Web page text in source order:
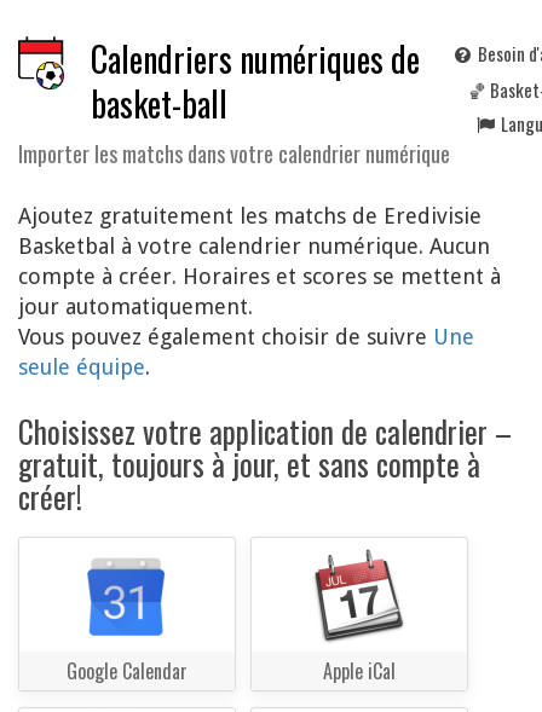
Calendriers numériques de
basket-ball
Importer les matchs dans votre calendrier numérique
Besoin
🏀
Ajoutez gratuitement les matchs de Eredivisie
Basketbal à votre calendrier numérique. Aucun
compte à créer. Horaires et scores se mettent à
jour automatiquement.
Vous pouvez également choisir de suivre Une
seule équipe.
Choisissez votre application de calendrier –
gratuit, toujours à jour, et sans compte à
créer!
Google Calendar Apple iCal